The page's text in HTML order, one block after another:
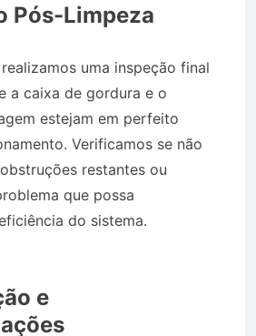
Pós-Limpeza
uma inspeção final
a caixa de gordura e o
estejam em perfeito
Verificamos se não
obstruções restantes ou
que possa
do sistema.
e